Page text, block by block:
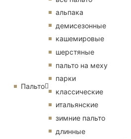
Пальто
альпака
демисезонные
кашемировые
шерстяные
пальто на меху
парки
классические
итальянские
зимние пальто
длинные